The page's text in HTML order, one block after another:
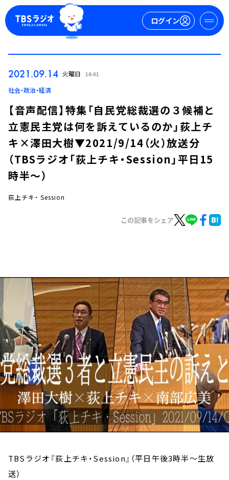
ログイン
週間番組表
2021.09.14 火曜日 14:41
社会・政治・経済
【音声配信】特集「自民党総裁選の３候補と
立憲民主党は何を訴えているのか」荻上チ
キ×澤田大樹▼2021/9/14（火）放送分
（TBSラジオ「荻上チキ・Session」平日15
時半～）
荻上チキ・ Session
この記事をシェア
TBSラジオ『荻上チキ・Session』（平日午後3時半～生放
送）